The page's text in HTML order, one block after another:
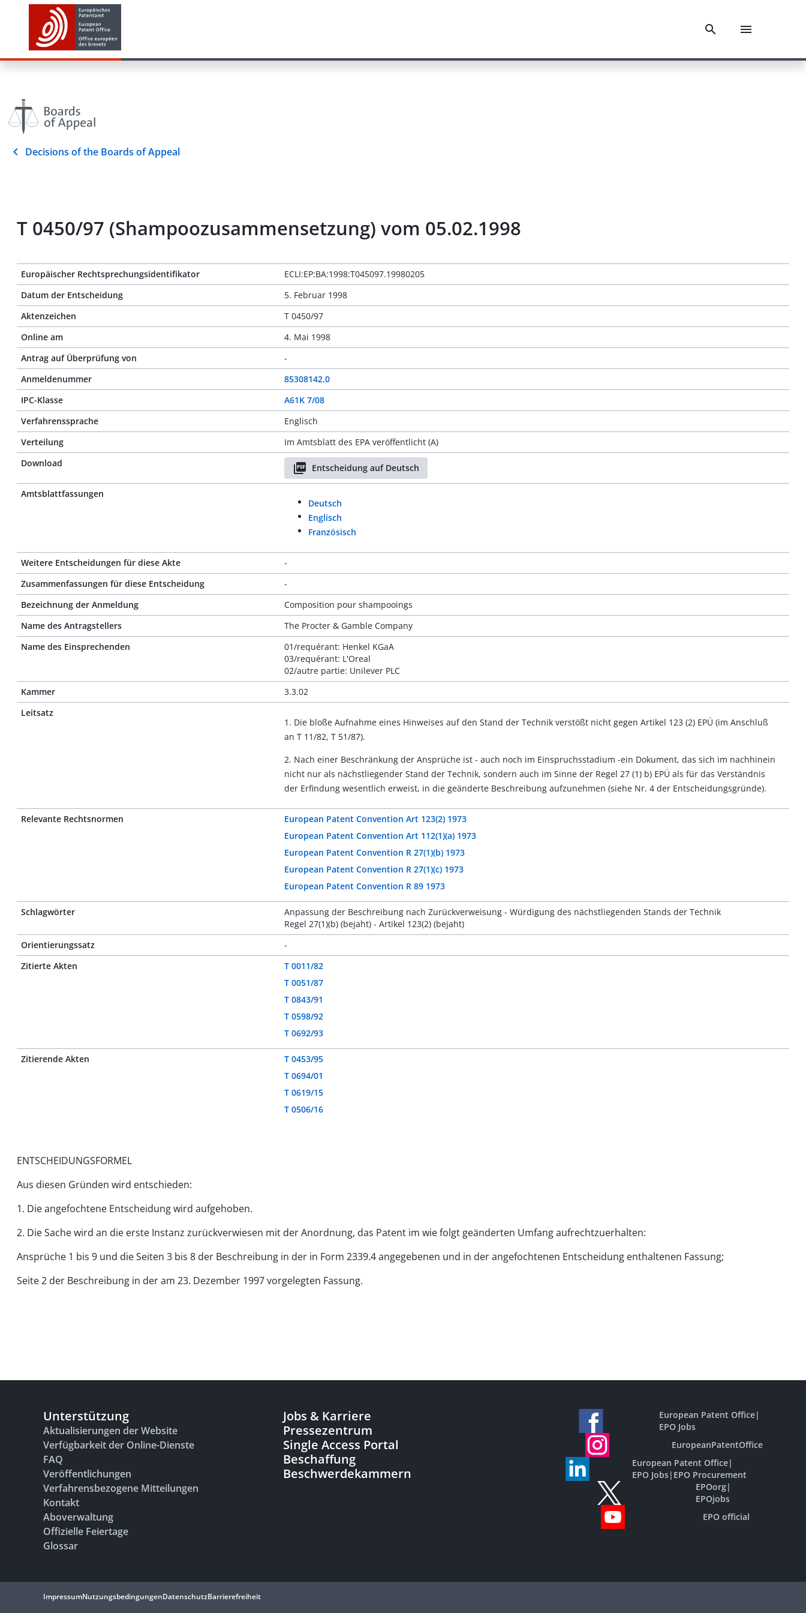
Decisions of the Boards of Appeal
T 0450/97 (Shampoozusammensetzung) vom 05.02.1998
Europäischer Rechtsprechungsidentifikator
ECLI:EP:BA:1998:T045097.19980205
Datum der Entscheidung
5. Februar 1998
Aktenzeichen
T 0450/97
Online am
4. Mai 1998
Antrag auf Überprüfung von
-
Anmeldenummer
85308142.0
IPC-Klasse
A61K 7/08
Verfahrenssprache
Englisch
Verteilung
Im Amtsblatt des EPA veröffentlicht (A)
Download
Entscheidung auf Deutsch
Amtsblattfassungen
Deutsch
Englisch
Französisch
Weitere Entscheidungen für diese Akte
-
Zusammenfassungen für diese Entscheidung
-
Bezeichnung der Anmeldung
Composition pour shampooings
Name des Antragstellers
The Procter & Gamble Company
Name des Einsprechenden
01/requérant: Henkel KGaA
03/requérant: L'Oreal
02/autre partie: Unilever PLC
Kammer
3.3.02
Leitsatz
1. Die bloße Aufnahme eines Hinweises auf den Stand der Technik verstößt nicht gegen Artikel 123 (2) EPÜ (im Anschluß
an T 11/82, T 51/87).
2. Nach einer Beschränkung der Ansprüche ist - auch noch im Einspruchsstadium -ein Dokument, das sich im nachhinein
nicht nur als nächstliegender Stand der Technik, sondern auch im Sinne der Regel 27 (1) b) EPÜ als für das Verständnis
der Erfindung wesentlich erweist, in die geänderte Beschreibung aufzunehmen (siehe Nr. 4 der Entscheidungsgründe).
Relevante Rechtsnormen
European Patent Convention Art 123(2) 1973
European Patent Convention Art 112(1)(a) 1973
European Patent Convention R 27(1)(b) 1973
European Patent Convention R 27(1)(c) 1973
European Patent Convention R 89 1973
Schlagwörter
Anpassung der Beschreibung nach Zurückverweisung - Würdigung des nächstliegenden Stands der Technik
Regel 27(1)(b) (bejaht) - Artikel 123(2) (bejaht)
Orientierungssatz
-
Zitierte Akten
T 0011/82
T 0051/87
T 0843/91
T 0598/92
T 0692/93
Zitierende Akten
T 0453/95
T 0694/01
T 0619/15
T 0506/16
ENTSCHEIDUNGSFORMEL
Aus diesen Gründen wird entschieden:
1. Die angefochtene Entscheidung wird aufgehoben.
2. Die Sache wird an die erste Instanz zurückverwiesen mit der Anordnung, das Patent im wie folgt geänderten Umfang aufrechtzuerhalten:
Ansprüche 1 bis 9 und die Seiten 3 bis 8 der Beschreibung in der in Form 2339.4 angegebenen und in der angefochtenen Entscheidung enthaltenen Fassung;
Seite 2 der Beschreibung in der am 23. Dezember 1997 vorgelegten Fassung.
Unterstützung
Aktualisierungen der Website
Verfügbarkeit der Online-Dienste
FAQ
Veröffentlichungen
Verfahrensbezogene Mitteilungen
Kontakt
Aboverwaltung
Offizielle Feiertage
Glossar
Jobs & Karriere
Pressezentrum
Single Access Portal
Beschaffung
Beschwerdekammern
European Patent Office|
EPO Jobs
EuropeanPatentOffice
European Patent Office|
EPO Jobs| EPO Procurement
EPOorg|
EPOjobs
EPO official
ImpressumNutzungsbedingungenDatenschutzBarrierefreiheit